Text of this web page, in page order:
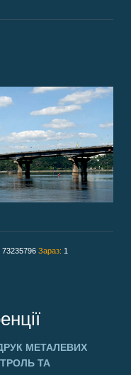
73235796 Зараз: 1
МЕТАЛЕВИХ
ТА